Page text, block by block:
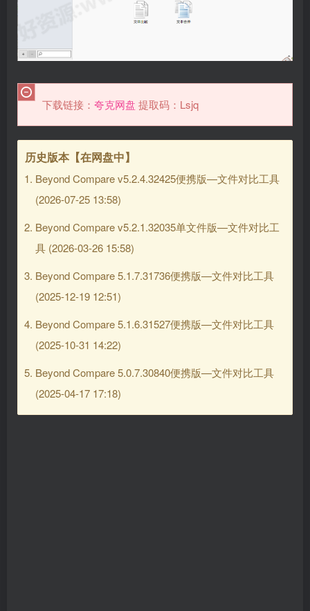
下载链接： 夸克网盘 提取码：Lsjq
历史版本【在网盘中】
Beyond Compare v5.2.4.32425便携版—文件对比工具
(2026-07-25 13:58)
Beyond Compare v5.2.1.32035单文件版—文件对比工
具 (2026-03-26 15:58)
Beyond Compare 5.1.7.31736便携版—文件对比工具
(2025-12-19 12:51)
Beyond Compare 5.1.6.31527便携版—文件对比工具
(2025-10-31 14:22)
Beyond Compare 5.0.7.30840便携版—文件对比工具
(2025-04-17 17:18)